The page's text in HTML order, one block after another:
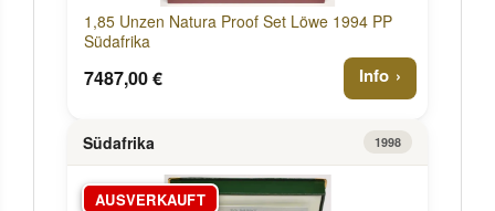
1,85 Unzen Natura Proof Set Löwe 1994 PP
Südafrika
7487,00 € Info
Südafrika 1998
AUSVERKAUFT